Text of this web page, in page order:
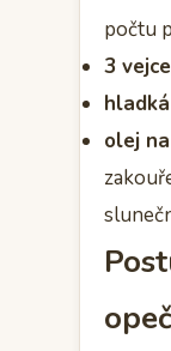
počtu
3 vejce
olej